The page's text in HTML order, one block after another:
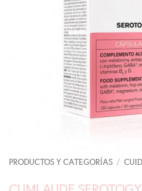
PRODUCTOS Y CATEGORÍAS /